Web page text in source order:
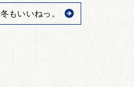
冬もいいねっ。